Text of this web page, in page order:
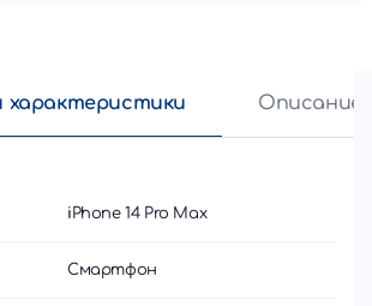
характеристики Описание
iPhone 14 Pro Max
Смартфон